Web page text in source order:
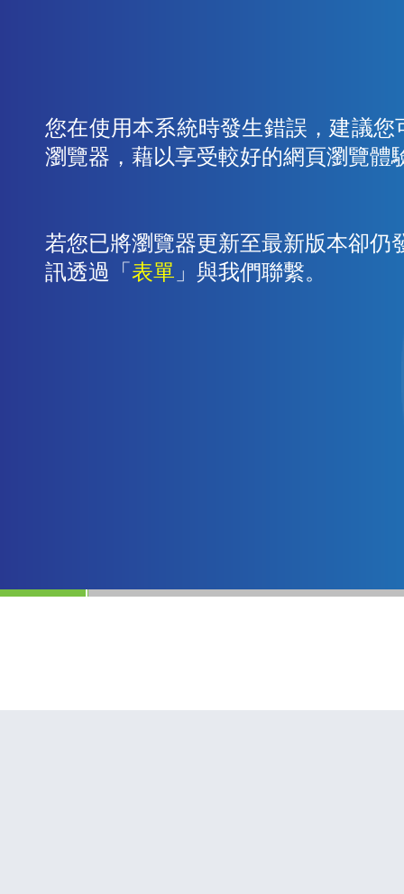
您在使用本系統時發生錯誤，建議
瀏覽器，藉以享受較好的網頁瀏覽體
若您已將瀏覽器更新至最新版本卻
訊透過「 表單 」與我們聯繫。